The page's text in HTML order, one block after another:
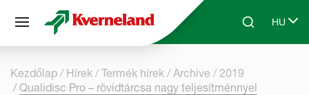
Skip to main contentSearchHU
Select
Kezdőlap Hírek Termék hírek Archive
2019
Qualidisc Pro – rövidtárcsa nagy teljesítménnyel
Süti preferenciák